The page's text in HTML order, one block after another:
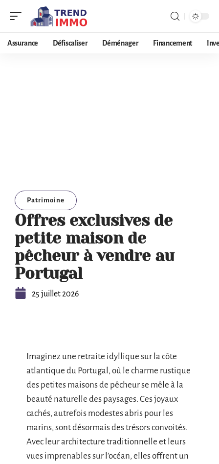
Assurance Défiscaliser Déménager Financement
Patrimoine
Offres exclusives de
petite maison de
pêcheur à vendre au
Portugal
25 juillet 2026
Imaginez une retraite idyllique sur la côte
atlantique du Portugal, où le charme rustique
des petites maisons de pêcheur se mêle à la
beauté naturelle des paysages. Ces joyaux
cachés, autrefois modestes abris pour les
marins, sont désormais des trésors convoités.
Avec leur architecture traditionnelle et leurs
vues imprenables sur l’océan, elles offrent un